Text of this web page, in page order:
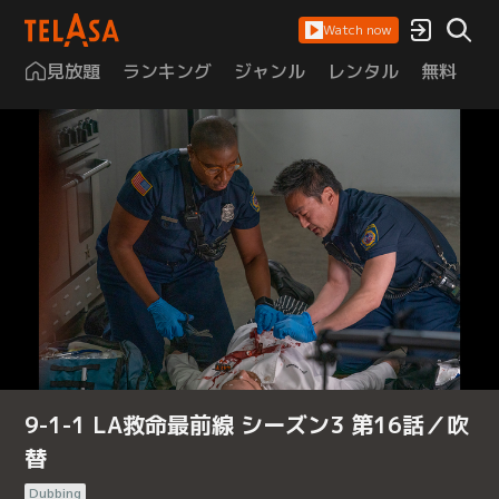
Watch now
見放題 ランキング ジャンル レンタル 無料
9-1-1 LA救命最前線 シーズン3 第16話／吹
替
Dubbing